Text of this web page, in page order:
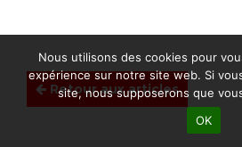
Retour aux articles
Nous utilisons des cookies pour
expérience sur notre site web. Si
site, nous supposerons que
OK